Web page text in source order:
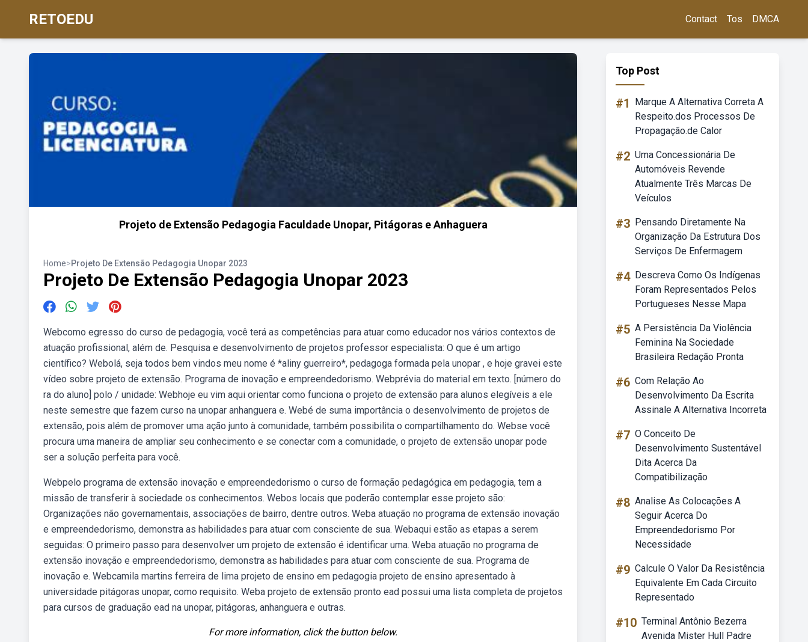
RETOEDU Contact Tos DMCA
Projeto de Extensão Pedagogia Faculdade Unopar, Pitágoras e Anhaguera
Home>Projeto De Extensão Pedagogia Unopar 2023
Projeto De Extensão Pedagogia Unopar 2023
Webcomo egresso do curso de pedagogia, você terá as competências para atuar como educador nos vários contextos de
atuação profissional, além de. Pesquisa e desenvolvimento de projetos professor especialista: O que é um artigo
científico? Webolá, seja todos bem vindos meu nome é *aliny guerreiro*, pedagoga formada pela unopar , e hoje gravei este
vídeo sobre projeto de extensão. Programa de inovação e empreendedorismo. Webprévia do material em texto. [número do
ra do aluno] polo / unidade: Webhoje eu vim aqui orientar como funciona o projeto de extensão para alunos elegíveis a ele
neste semestre que fazem curso na unopar anhanguera e. Webé de suma importância o desenvolvimento de projetos de
extensão, pois além de promover uma ação junto à comunidade, também possibilita o compartilhamento do. Webse você
procura uma maneira de ampliar seu conhecimento e se conectar com a comunidade, o projeto de extensão unopar pode
ser a solução perfeita para você.
Webpelo programa de extensão inovação e empreendedorismo o curso de formação pedagógica em pedagogia, tem a
missão de transferir à sociedade os conhecimentos. Webos locais que poderão contemplar esse projeto são:
Organizações não governamentais, associações de bairro, dentre outros. Weba atuação no programa de extensão inovação
e empreendedorismo, demonstra as habilidades para atuar com consciente de sua. Webaqui estão as etapas a serem
seguidas: O primeiro passo para desenvolver um projeto de extensão é identificar uma. Weba atuação no programa de
extensão inovação e empreendedorismo, demonstra as habilidades para atuar com consciente de sua. Programa de
inovação e. Webcamila martins ferreira de lima projeto de ensino em pedagogia projeto de ensino apresentado à
universidade pitágoras unopar, como requisito. Weba projeto de extensão pronto ead possui uma lista completa de projetos
para cursos de graduação ead na unopar, pitágoras, anhanguera e outras.
For more information, click the button below.
Top Post
#1
Marque A Alternativa Correta A
Respeito.dos Processos De
Propagação.de Calor
#2 Uma Concessionária De
Automóveis Revende
Atualmente Três Marcas De
Veículos
#3 Pensando Diretamente Na
Organização Da Estrutura Dos
Serviços De Enfermagem
#4 Descreva Como Os Indígenas
Foram Representados Pelos
Portugueses Nesse Mapa
#5 A Persistência Da Violência
Feminina Na Sociedade
Brasileira Redação Pronta
#6 Com Relação Ao
Desenvolvimento Da Escrita
Assinale A Alternativa Incorreta
#7 O Conceito De
Desenvolvimento Sustentável
Dita Acerca Da
Compatibilização
#8 Analise As Colocações A
Seguir Acerca Do
Empreendedorismo Por
Necessidade
#9 Calcule O Valor Da Resistência
Equivalente Em Cada Circuito
Representado
#10 Terminal Antônio Bezerra
Avenida Mister Hull Padre